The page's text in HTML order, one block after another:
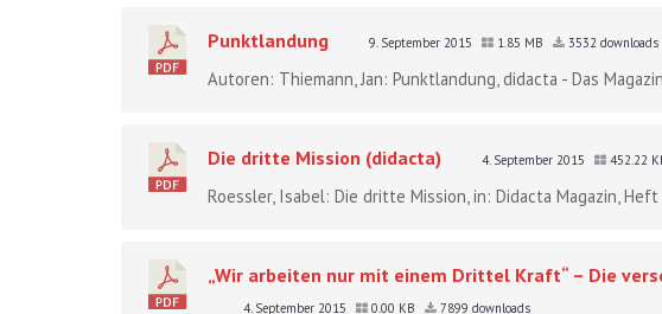
Punktlandung 9. September 2015 1.85 MB 3532 downloads
Autoren: Thiemann, Jan: Punktlandung, didacta - Das
Die dritte Mission (didacta) 4. September 2015 452.22
Roessler, Isabel: Die dritte Mission, in: Didacta Magazin, Heft
„Wir arbeiten nur mit einem Drittel Kraft“ – Die
4. September 2015 0.00 KB 7899 downloads